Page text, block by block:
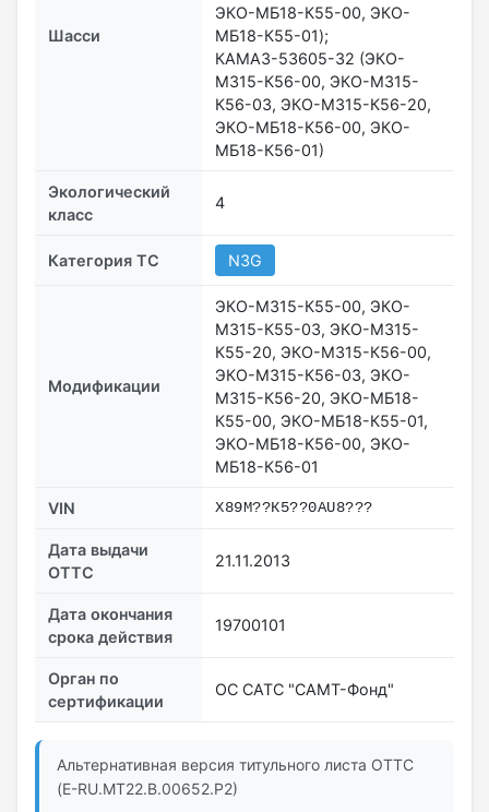
Шасси
ЭКО-МБ18-К55-00, ЭКО-
МБ18-К55-01);
КАМАЗ-53605-32 (ЭКО-
МЗ15-К56-00, ЭКО-МЗ15-
К56-03, ЭКО-МЗ15-К56-20,
ЭКО-МБ18-К56-00, ЭКО-
МБ18-К56-01)
Экологический
класс
4
Категория ТС N3G
Модификации
ЭКО-МЗ15-К55-00, ЭКО-
МЗ15-К55-03, ЭКО-МЗ15-
К55-20, ЭКО-МЗ15-К56-00,
ЭКО-МЗ15-К56-03, ЭКО-
МЗ15-К56-20, ЭКО-МБ18-
К55-00, ЭКО-МБ18-К55-01,
ЭКО-МБ18-К56-00, ЭКО-
МБ18-К56-01
VIN Х89М??К5??0АU8???
Дата выдачи
ОТТС
21.11.2013
Дата окончания
срока действия
19700101
Орган по
сертификации
ОС САТС "САМТ-Фонд"
Альтернативная версия титульного листа ОТТС
(E-RU.MT22.В.00652.Р2)